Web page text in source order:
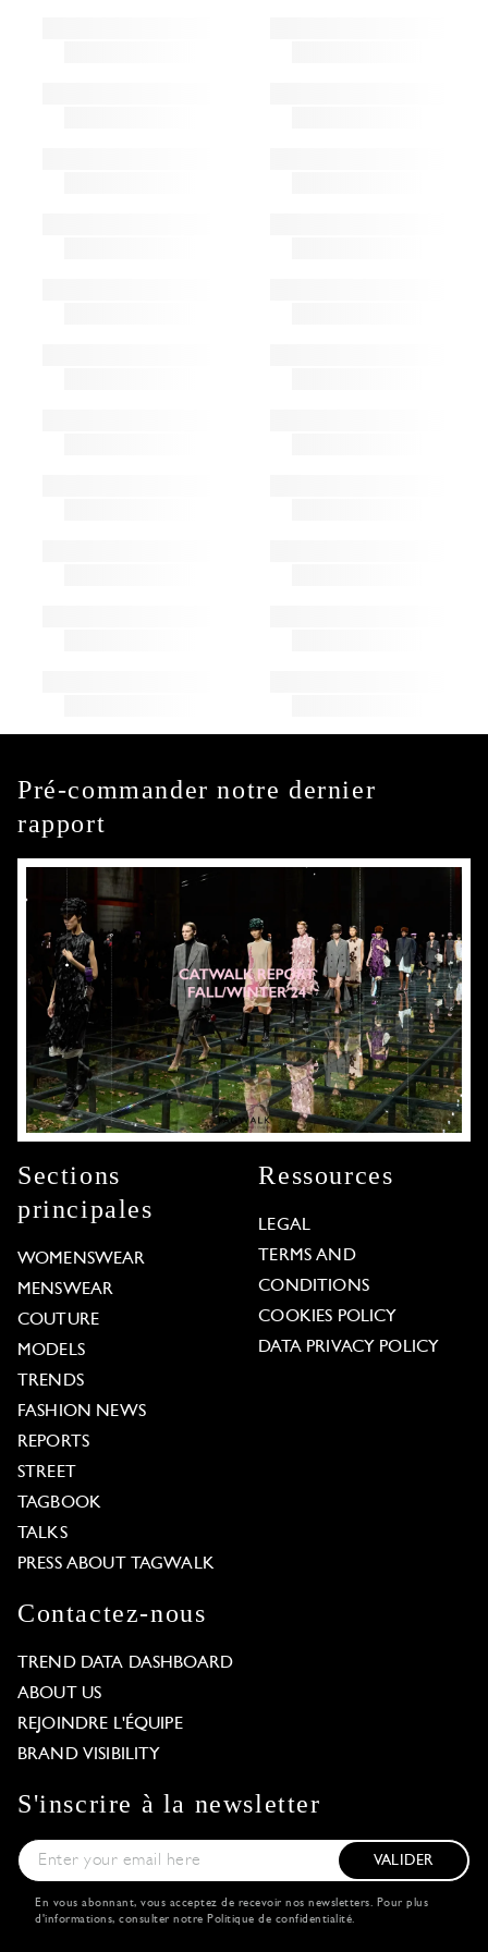
Pré-commander notre dernier
rapport
Sections
principales
WOMENSWEAR
MENSWEAR
COUTURE
MODELS
TRENDS
FASHION NEWS
REPORTS
STREET
TAGBOOK
TALKS
PRESS ABOUT TAGWALK
Ressources
LEGAL
TERMS AND
CONDITIONS
COOKIES POLICY
DATA PRIVACY POLICY
Contactez-nous
TREND DATA DASHBOARD
ABOUT US
REJOINDRE L'ÉQUIPE
BRAND VISIBILITY
S'inscrire à la newsletter
VALIDER
En vous abonnant, vous acceptez de recevoir nos newsletters. Pour plus
d'informations, consulter notre Politique de confidentialité.